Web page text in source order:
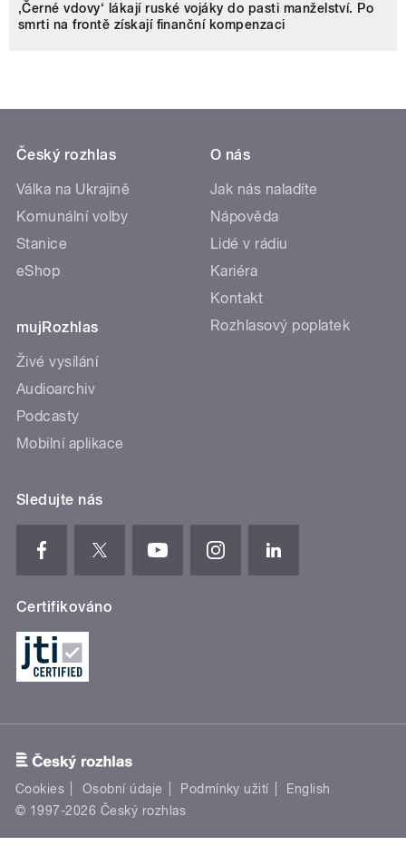
‚Černé vdovy‘ lákají ruské vojáky do pasti manželství. Po
smrti na frontě získají finanční kompenzaci
Český rozhlas
Válka na Ukrajině
Komunální volby
Stanice
eShop
mujRozhlas
Živé vysílání
Audioarchiv
Podcasty
Mobilní aplikace
O nás
Jak nás naladíte
Nápověda
Lidé v rádiu
Kariéra
Kontakt
Rozhlasový poplatek
Sledujte nás
Certifikováno
Cookies Osobní údaje Podmínky užití
English
© 1997-2026 Český rozhlas